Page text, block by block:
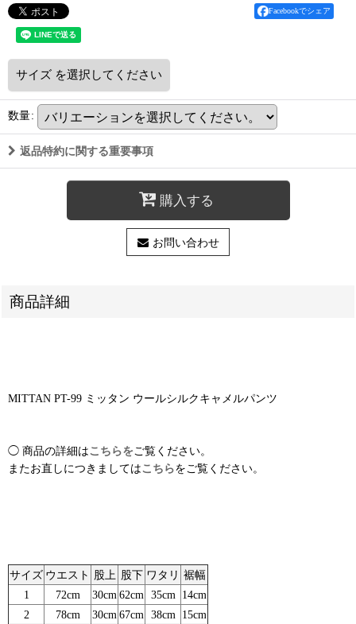
Facebookでシェア
サイズ を選択してください
数量:
返品特約に関する重要事項
購入する
お問い合わせ
商品詳細
MITTAN PT-99 ミッタン ウールシルクキャメルパンツ
◯ 商品の詳細はこちらをご覧ください。
またお直しにつきましてはこちらをご覧ください。
サイズ ウエスト 股上 股下 ワタリ 裾幅
1
72cm 30cm 62cm 35cm
14cm
2
78cm 30cm 67cm 38cm 15cm